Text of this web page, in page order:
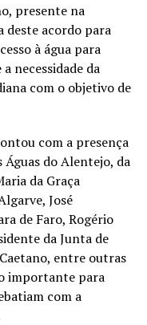
presente na
deste acordo para
à água para
necessidade da
com o objetivo de
com a presença
do Alentejo, da
da Graça
José
de Faro, Rogério
da Junta de
entre outras
importante para
com a